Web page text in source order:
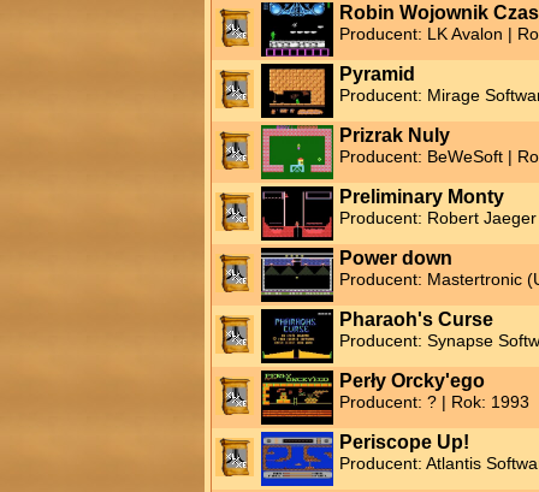
Robin Wojownik
Producent: LK Avalon |
Pyramid
Producent: Mirage
Prizrak Nuly
Producent: BeWeSoft |
Preliminary Monty
Producent: Robert
Power down
Producent: Mastertronic
Pharaoh's Curse
Producent: Synapse
Perły Orcky'ego
Producent: ? | Rok: 1993
Periscope Up!
Producent: Atlantis